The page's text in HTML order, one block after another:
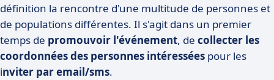
définition la rencontre d'une multitude de personnes et
de populations différentes. Il s'agit dans un premier
temps de promouvoir l'événement, de collecter les
coordonnées des personnes intéressées pour les
inviter par email/sms.